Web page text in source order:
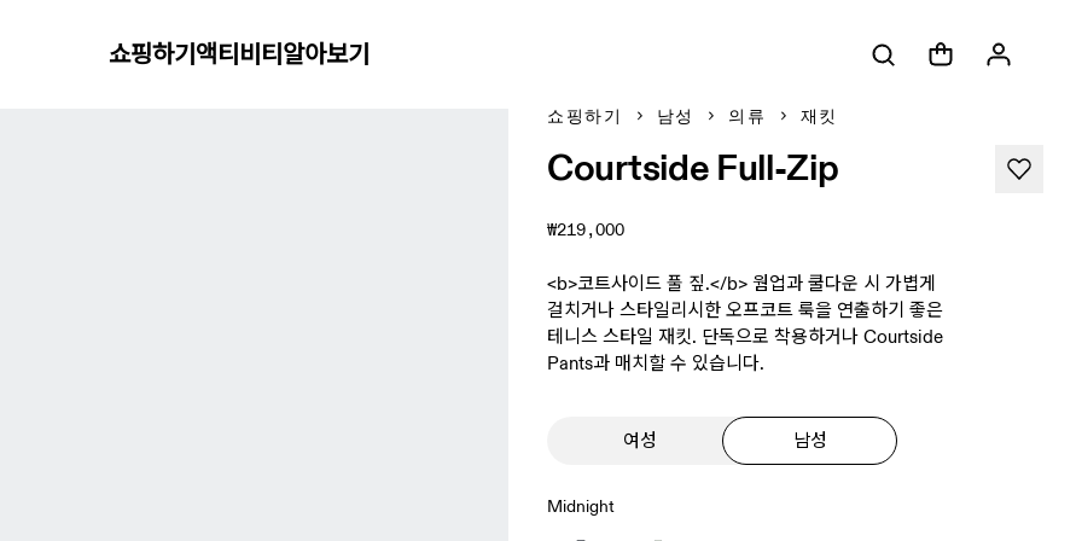
쇼핑하기 액티비티알아보기
쇼핑하기 남성 의류 재킷
Courtside Full-Zip
₩219,000
<b>코트사이드 풀 짚.</b> 웜업과 쿨다운 시 가볍게
걸치거나 스타일리시한 오프코트 룩을 연출하기 좋은
테니스 스타일 재킷. 단독으로 착용하거나 Courtside
Pants과 매치할 수 있습니다.
여성 남성
Midnight